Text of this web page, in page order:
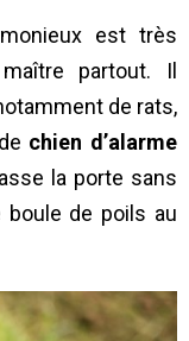
est très
partout. Il
de rats,
chien d’alarme
la porte sans
de poils au